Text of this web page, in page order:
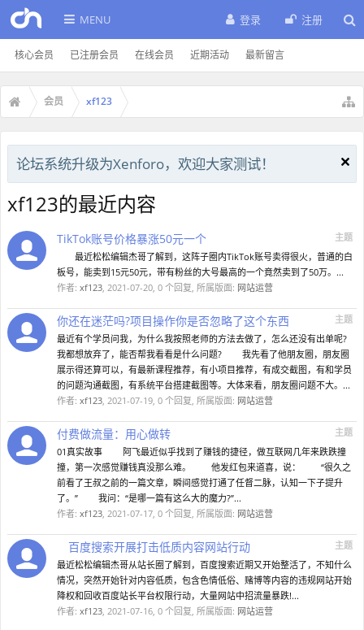
MENU
核心会员 已注册会员 在线会员 近期活动 最新留言
登录 注册
会员 xf123
论坛系统升级为Xenforo，欢迎大家测试！
xf123的最近内容
主题
TikTok账号价格暴涨50元一个
最近松松编辑杰哥了解到，这阵子圈内TikTok账号卖得很火，普通的白
板号，能卖到15元50元，带有粉丝的大号最高的一个竟然卖到了50万。...
作者: xf123, 2021-07-20, 0 个回复, 所属版面: 网站运营
主题
你还在迷茫吗?项目操作你是否忽略了这个东西
最近有个学员问我，为什么我按照老师的方法去做了，怎么还没有出单呢?
我都想放弃了，能否帮我看看是什么问题? 我先看了他朋友圈，朋友圈
展示得还算可以，有最新课程推荐，有小项目推荐，有成交截图，有和学员
的问题沟通截图，有系统平台搭建截图等。大体来看，朋友圈问题不大。...
作者: xf123, 2021-07-19, 0 个回复, 所属版面: 网站运营
主题
付费做流量：用心做转
01真实故事 阿飞最近似乎找到了赚钱的捷径，做互联网几年来跌跌撞
撞，第一次感觉赚钱真没那么难。 他发红包来道喜，说： “很久之
前看了王叔之前的一篇文章，瞬间感觉打通了任督二脉，认知一下子提升
了。” 我问：“是哪一篇有这么大的魔力?”...
作者: xf123, 2021-07-17, 0 个回复, 所属版面: 网站运营
主题
百度搜索开展打击低质内容网站行动
最近松松编辑杰哥从站长圈了解到，百度搜索近期又开始整活了，不知什么
情况，突然开始针对内容低质，包含色情低俗、赌博等内容的违规网站开始
降权和回收百度站长平台权限行动，大量网站中招流量暴跌!...
作者: xf123, 2021-07-16, 0 个回复, 所属版面: 网站运营